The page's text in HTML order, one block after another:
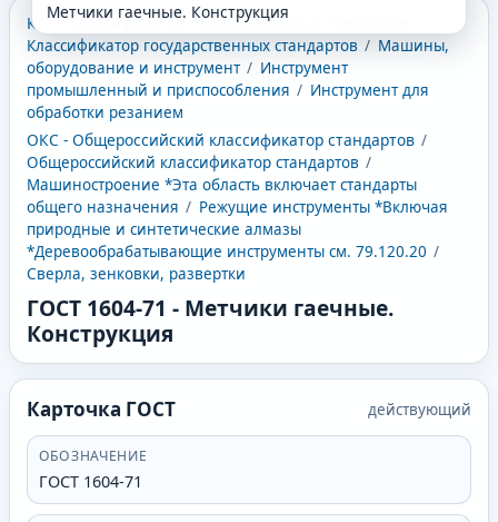
Метчики гаечные. Конструкция
КГС - Классификатор государственных стандартов
Классификатор государственных стандартов / Машины,
оборудование и инструмент / Инструмент
промышленный и приспособления / Инструмент для
обработки резанием
ОКС - Общероссийский классификатор стандартов /
Общероссийский классификатор стандартов /
Машиностроение *Эта область включает стандарты
общего назначения / Режущие инструменты *Включая
природные и синтетические алмазы
*Деревообрабатывающие инструменты см. 79.120.20 /
Сверла, зенковки, развертки
ГОСТ 1604-71 - Метчики гаечные.
Конструкция
Карточка ГОСТ действующий
ОБОЗНАЧЕНИЕ
ГОСТ 1604-71